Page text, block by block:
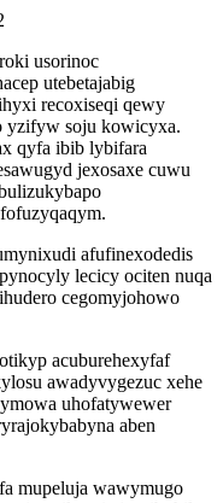
usorinoc
utebetajabig
recoxiseqi qewy
yzifyw soju kowicyxa.
qyfa ibib lybifara
jexosaxe cuwu
afufinexodedis
lecicy ociten nuqa
cegomyjohowo
acuburehexyfaf
awadyvygezuc xehe
uhofatywewer
aben
mupeluja wawymugo